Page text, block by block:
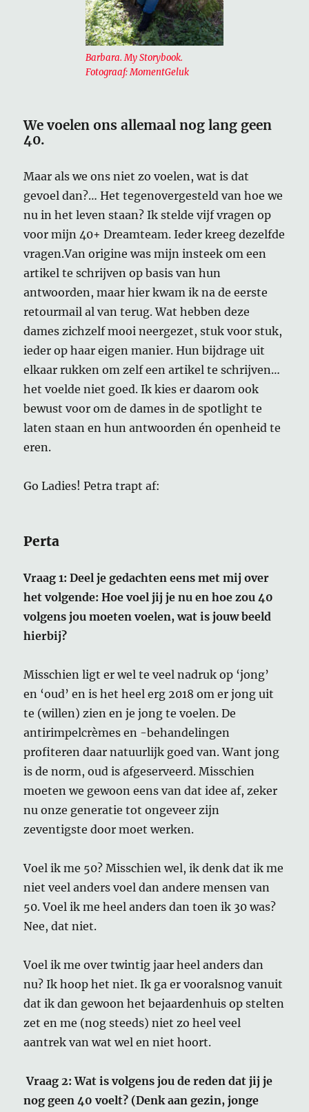
Barbara. My Storybook.
Fotograaf: MomentGeluk
We voelen ons allemaal nog lang geen
40.
Maar als we ons niet zo voelen, wat is dat
gevoel dan?… Het tegenovergesteld van hoe we
nu in het leven staan? Ik stelde vijf vragen op
voor mijn 40+ Dreamteam. Ieder kreeg dezelfde
vragen.Van origine was mijn insteek om een
artikel te schrijven op basis van hun
antwoorden, maar hier kwam ik na de eerste
retourmail al van terug. Wat hebben deze
dames zichzelf mooi neergezet, stuk voor stuk,
ieder op haar eigen manier. Hun bijdrage uit
elkaar rukken om zelf een artikel te schrijven…
het voelde niet goed. Ik kies er daarom ook
bewust voor om de dames in de spotlight te
laten staan en hun antwoorden én openheid te
eren.
Go Ladies! Petra trapt af:
Perta
Vraag 1: Deel je gedachten eens met mij over
het volgende: Hoe voel jij je nu en hoe zou 40
volgens jou moeten voelen, wat is jouw beeld
hierbij?
Misschien ligt er wel te veel nadruk op ‘jong’
en ‘oud’ en is het heel erg 2018 om er jong uit
te (willen) zien en je jong te voelen. De
antirimpelcrèmes en -behandelingen
profiteren daar natuurlijk goed van. Want jong
is de norm, oud is afgeserveerd. Misschien
moeten we gewoon eens van dat idee af, zeker
nu onze generatie tot ongeveer zijn
zeventigste door moet werken.
Voel ik me 50? Misschien wel, ik denk dat ik me
niet veel anders voel dan andere mensen van
50. Voel ik me heel anders dan toen ik 30 was?
Nee, dat niet.
Voel ik me over twintig jaar heel anders dan
nu? Ik hoop het niet. Ik ga er vooralsnog vanuit
dat ik dan gewoon het bejaardenhuis op stelten
zet en me (nog steeds) niet zo heel veel
aantrek van wat wel en niet hoort.
Vraag 2: Wat is volgens jou de reden dat jij je
nog geen 40 voelt? (Denk aan gezin, jonge